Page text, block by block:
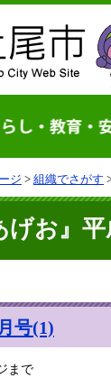
ジ > 組織でさがす
げお』
号(1)
まで